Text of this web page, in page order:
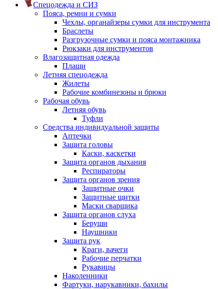
Спецодежда и СИЗ
Пояса, ремни и сумки
Чехлы, органайзеры сумки для инструмента
Браслеты
Разгрузочные сумки и пояса монтажника
Рюкзаки для инструментов
Влагозащитная одежда
Плащи
Летняя спецодежда
Жилеты
Рабочие комбинезоны и брюки
Рабочая обувь
Летняя обувь
Туфли
Средства индивидуальной защиты
Аптечки
Защита головы
Каски, каскетки
Защита органов дыхания
Респираторы
Защита органов зрения
Защитные очки
Защитные щитки
Маски сварщика
Защита органов слуха
Беруши
Наушники
Защита рук
Краги, вачеги
Рабочие перчатки
Рукавицы
Наколенники
Фартуки, нарукавники, бахилы